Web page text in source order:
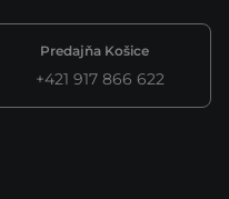
Predajňa Košice
+421 917 866 622